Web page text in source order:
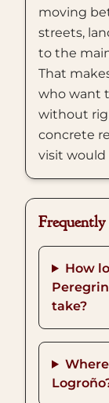
moving
streets,
to the
That
who want
without
concrete
visit would
Frequently
How
take?